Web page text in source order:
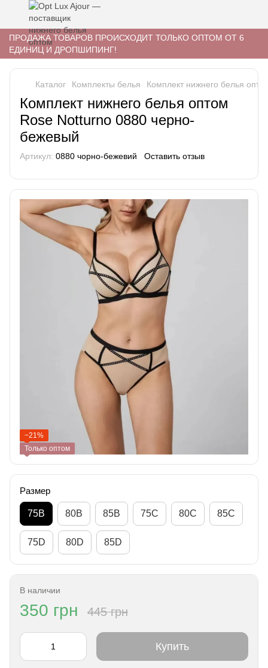
ПРОДАЖА ТОВАРОВ ПРОИСХОДИТ ТОЛЬКО ОПТОМ ОТ 6
ЕДИНИЦ И ДРОПШИПИНГ!
Каталог Комплекты белья Комплект нижнего белья
Комплект нижнего белья оптом
Rose Notturno 0880 черно-
бежевый
Артикул: 0880 чорно-бежевий Оставить отзыв
−21%
Только оптом
Размер
75B 80B 85B 75C 80C 85C
75D 80D 85D
В наличии
350 грн 445 грн
Купить